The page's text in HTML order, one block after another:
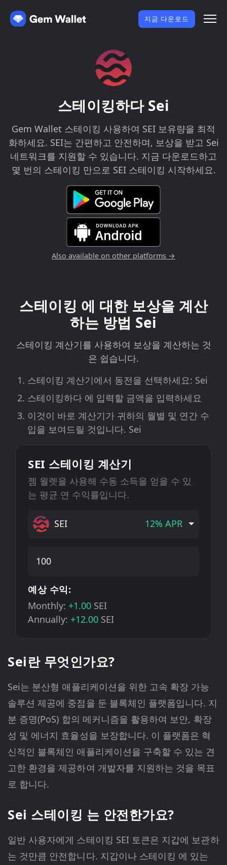
지금 다운로드
스테이킹하다 Sei
Gem Wallet 스테이킹 사용하여 SEI 보유량을 최적
화하세요. SEI는 간편하고 안전하며, 보상을 받고 Sei
네트워크를 지원할 수 있습니다. 지금 다운로드하고
몇 번의 스테이킹 만으로 SEI 스테이킹 시작하세요.
Also available on other platforms →
스테이킹 에 대한 보상을 계산
하는 방법 Sei
스테이킹 계산기를 사용하여 보상을 계산하는 것
은 쉽습니다.
스테이킹 계산기에서 동전을 선택하세요: Sei
스테이킹하다 에 입력할 금액을 입력하세요
이것이 바로 계산기가 귀하의 월별 및 연간 수
입을 보여드릴 것입니다. Sei
SEI 스테이킹 계산기
젬 월렛을 사용해 수동 소득을 얻을 수 있
는 평균 연 수익률입니다.
SEI 12% APR
예상 수익:
Monthly: +1.00 SEI
Annually: +12.00 SEI
Sei란 무엇인가요?
Sei는 분산형 애플리케이션을 위한 고속 확장 가능
솔루션 제공에 중점을 둔 블록체인 플랫폼입니다. 지
분 증명(PoS) 합의 메커니즘을 활용하여 보안, 확장
성 및 에너지 효율성을 보장합니다. 이 플랫폼은 혁
신적인 블록체인 애플리케이션을 구축할 수 있는 견
고한 환경을 제공하여 개발자를 지원하는 것을 목표
로 합니다.
Sei 스테이킹 는 안전한가요?
일반 사용자에게 스테이킹 SEI 토큰은 지갑에 보관하
는 것만큼 안전합니다. 지갑이나 스테이킹 에 있는